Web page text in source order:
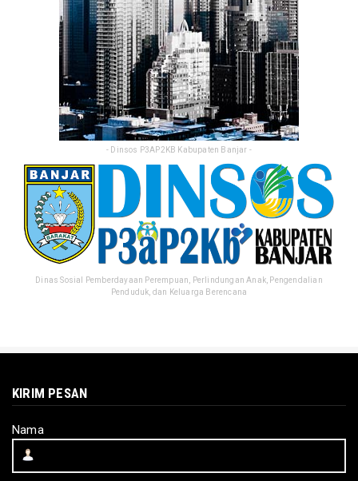
- Dinsos P3AP2KB Kabupaten Banjar -
Dinas Sosial Pemberdayaan Perempuan, Perlindungan Anak, Pengendalian
Penduduk, dan Keluarga Berencana
KIRIM PESAN
Nama